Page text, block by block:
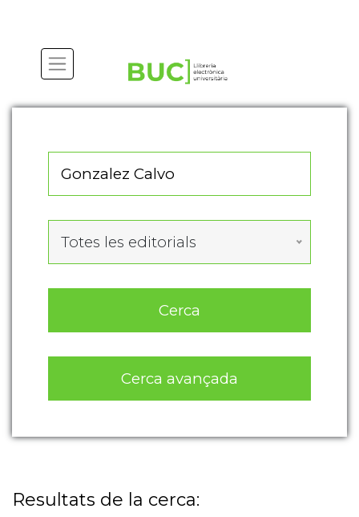
Totes les editorials
Cerca
Cerca avançada
Resultats de la cerca: